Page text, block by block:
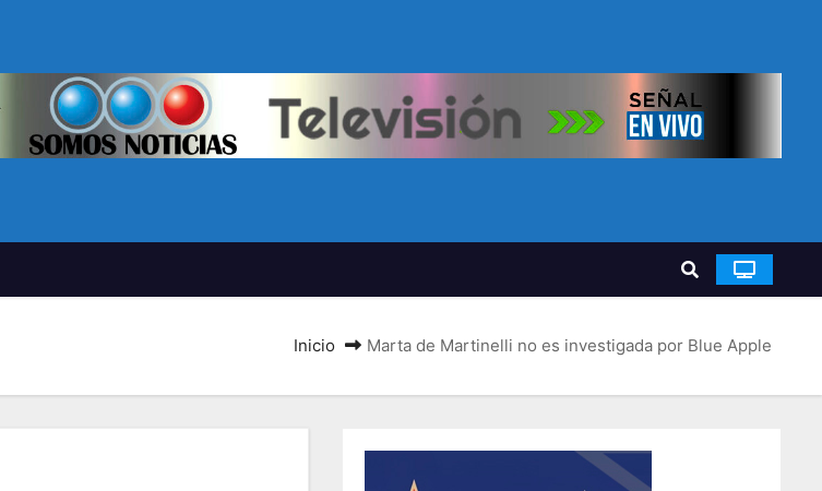
Inicio Marta de Martinelli no es investigada por Blue Apple